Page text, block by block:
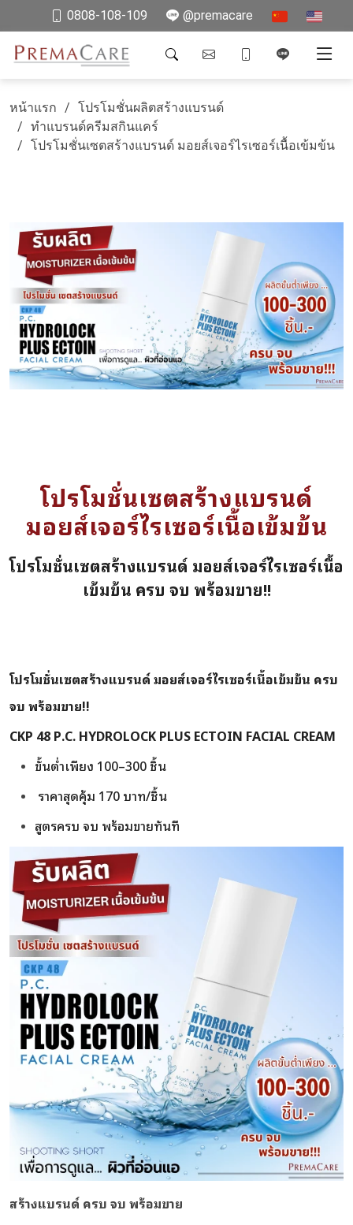
0808-108-109 @premacare
หน้าแรก
โปรโมชั่นผลิตสร้างแบรนด์
ทำแบรนด์ครีมสกินแคร์
โปรโมชั่นเซตสร้างแบรนด์ มอยส์เจอร์ไรเซอร์เนื้อเข้มข้น
โปรโมชั่นเซตสร้างแบรนด์
มอยส์เจอร์ไรเซอร์เนื้อเข้มข้น
โปรโมชั่นเซตสร้างแบรนด์ มอยส์เจอร์ไรเซอร์เนื้อ
เข้มข้น ครบ จบ พร้อมขาย!!
โปรโมชั่นเซตสร้างแบรนด์ มอยส์เจอร์ไรเซอร์เนื้อเข้มข้น ครบ
จบ พร้อมขาย!!
CKP 48 P.C. HYDROLOCK PLUS ECTOIN FACIAL CREAM
ขั้นต่ำเพียง 100–300 ชิ้น
ราคาสุดคุ้ม 170 บาท/ชิ้น
สูตรครบ จบ พร้อมขายทันที
สร้างแบรนด์ ครบ จบ พร้อมขาย